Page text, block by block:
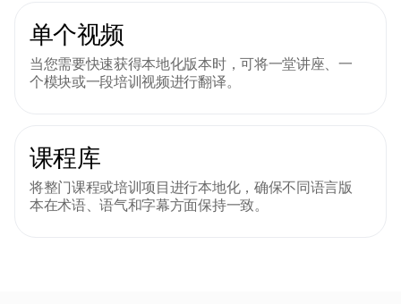
单个视频
当您需要快速获得本地化版本时，可将一堂讲座、一
个模块或一段培训视频进行翻译。
课程库
将整门课程或培训项目进行本地化，确保不同语言版
本在术语、语气和字幕方面保持一致。